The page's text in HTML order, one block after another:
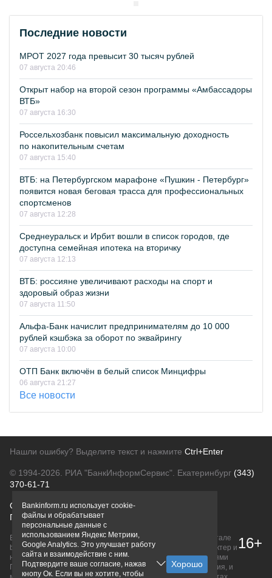
Последние новости
МРОТ 2027 года превысит 30 тысяч рублей
07 августа 20:46
Открыт набор на второй сезон программы «Амбассадоры
ВТБ»
07 августа 16:30
Россельхозбанк повысил максимальную доходность
по накопительным счетам
07 августа 15:40
ВТБ: на Петербургском марафоне «Пушкин - Петербург»
появится новая беговая трасса для профессиональных
спортсменов
07 августа 12:28
Среднеуральск и Ирбит вошли в список городов, где
доступна семейная ипотека на вторичку
07 августа 12:13
ВТБ: россияне увеличивают расходы на спорт и
здоровый образ жизни
07 августа 11:50
Альфа-Банк начислит предпринимателям до 10 000
рублей кэшбэка за оборот по эквайрингу
07 августа 10:00
ОТП Банк включён в белый список Минцифры
06 августа 21:27
Все новости
Нашли ошибку? Выделите текст и нажмите Ctrl+Enter
© 1994-2026. РИА "БанкИнформСервис". Екатеринбург (343)
370-61-71
О проектеПолитика конфиденциальности
Правовая информацияДля рекламодателей
Вся информация о продуктах банков, размещенная на портале
bankinform.ru, носит исключительно ознакомительный характер и
не является публичной офертой, определяемой положениями
ГК РФ. Информация не содержит точного и полного описания, и
16+
Bankinform.ru использует cookie-
файлы и обрабатывает
персональные данные с
использованием Яндекс Метрики,
Google Analytics. Это улучшает работу
сайта и взаимодействие с ним.
Подтвердите ваше согласие, нажав
кнопу Ок. Если вы не хотите, чтобы